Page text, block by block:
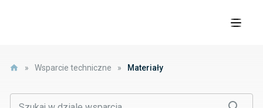
» Wsparcie techniczne » Materiały